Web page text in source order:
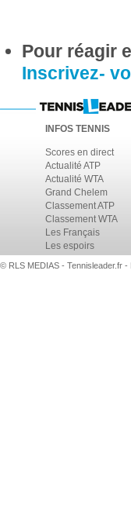
Pour réagir
Inscrivez-
INFOS TENNIS
Scores en direct
Actualité ATP
Actualité WTA
Grand Chelem
Classement ATP
Classement WTA
Les Français
Les espoirs
© RLS MEDIAS - Tennisleader.fr -